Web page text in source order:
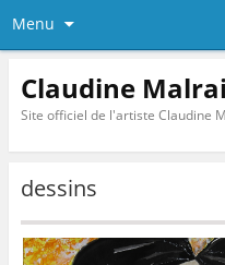
Menu
Claudine
Site officiel de l'artiste Claudine
dessins